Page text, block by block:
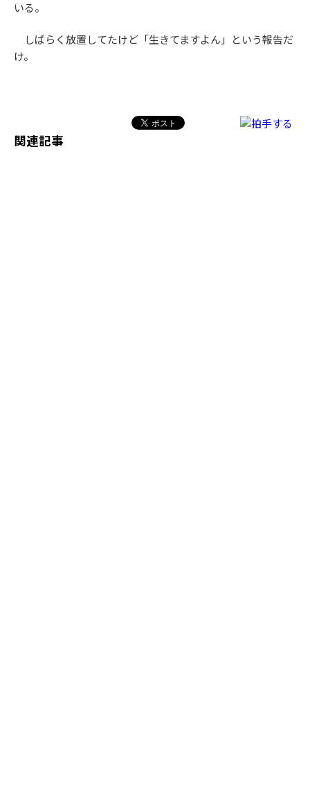
いる。
しばらく放置してたけど「生きてますよん」という報告だ
け。
関連記事